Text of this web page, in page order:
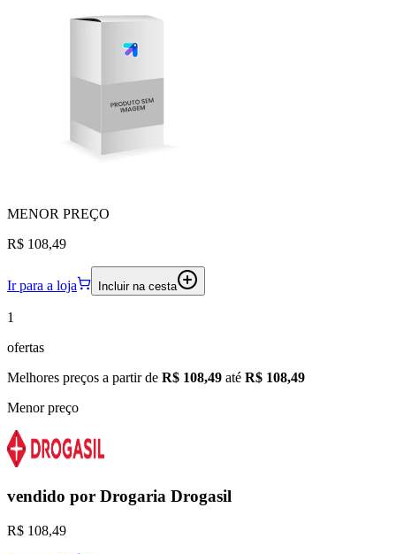
MENOR PREÇO
R$ 108,49
Ir para a loja Incluir na cesta
1
ofertas
Melhores preços a partir de R$ 108,49 até R$ 108,49
Menor preço
vendido por Drogaria Drogasil
R$ 108,49